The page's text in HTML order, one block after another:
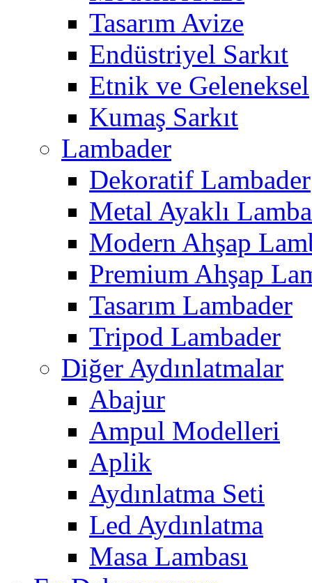
Tasarım Avize
Endüstriyel Sarkıt
Etnik ve Geleneksel
Kumaş Sarkıt
Lambader
Dekoratif Lambader
Metal Ayaklı
Modern Ahşap
Premium Ahşap
Tasarım Lambader
Tripod Lambader
Diğer Aydınlatmalar
Abajur
Ampul Modelleri
Aplik
Aydınlatma Seti
Led Aydınlatma
Masa Lambası